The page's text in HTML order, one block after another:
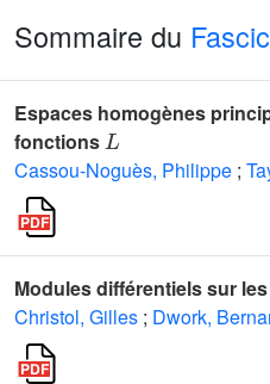
Sommaire du
Espaces homogènes
fonctions
L
Cassou-Noguès, Philippe ;
Modules différentiels sur
Christol, Gilles ; Dwork,